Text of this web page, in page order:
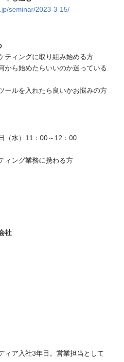
seminar/2023-3-15/
ティングに取り組み始める方
から始めたらいいのか迷っている
ールを入れたら良いかお悩みの方
水）11：00～12：00
ング業務に携わる方
社
ィア入社3年目。営業担当として